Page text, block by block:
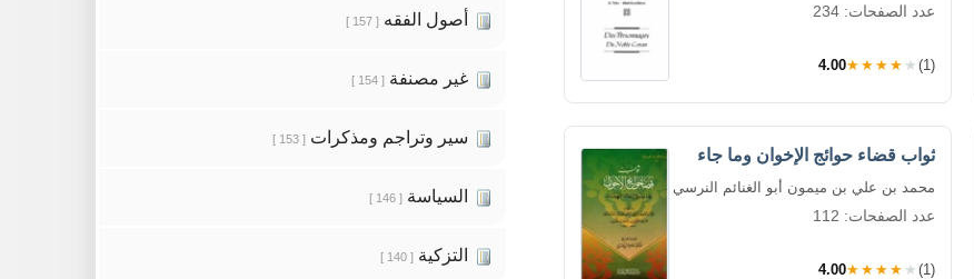
عدد الصفحات: 234
4.00★★★★★ (1)
ثواب قضاء حوائج الإخوان وما جاء
محمد بن علي بن ميمون أبو الغنائم النرسي
عدد الصفحات: 112
4.00★★★★★ (1)
أصول الفقه [ 157 ]
غير مصنفة [ 154 ]
سير وتراجم ومذكرات [ 153 ]
السياسة [ 146 ]
التزكية [ 140 ]